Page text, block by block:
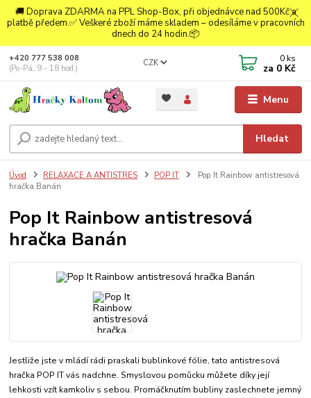
🚚 Doprava ZDARMA na PPL Shop-Box, při objednávce nad 500Kč a
platbě předem.✅ Veškeré zboží máme skladem – odesíláme v pracovních
dnech do 24 hodin.📦
Menu
CZK
Hledat
+420 777 538 008
(Po-Pá, 9 - 18 hod.)
0 ks
za 0 Kč
Úvod RELAXACE A ANTISTRES POP IT
Pop It Rainbow antistresová
hračka Banán
Pop It Rainbow antistresová
hračka Banán
Jestliže jste v mládí rádi praskali bublinkové fólie, tato antistresová
hračka POP IT vás nadchne. Smyslovou pomůcku můžete díky její
lehkosti vzít kamkoliv s sebou. Promáčknutím bubliny zaslechnete jemný